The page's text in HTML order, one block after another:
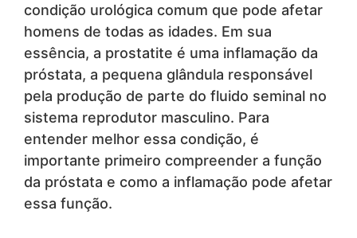
condição urológica comum que pode afetar
homens de todas as idades. Em sua
essência, a prostatite é uma inflamação da
próstata, a pequena glândula responsável
pela produção de parte do fluido seminal no
sistema reprodutor masculino. Para
entender melhor essa condição, é
importante primeiro compreender a função
da próstata e como a inflamação pode afetar
essa função.